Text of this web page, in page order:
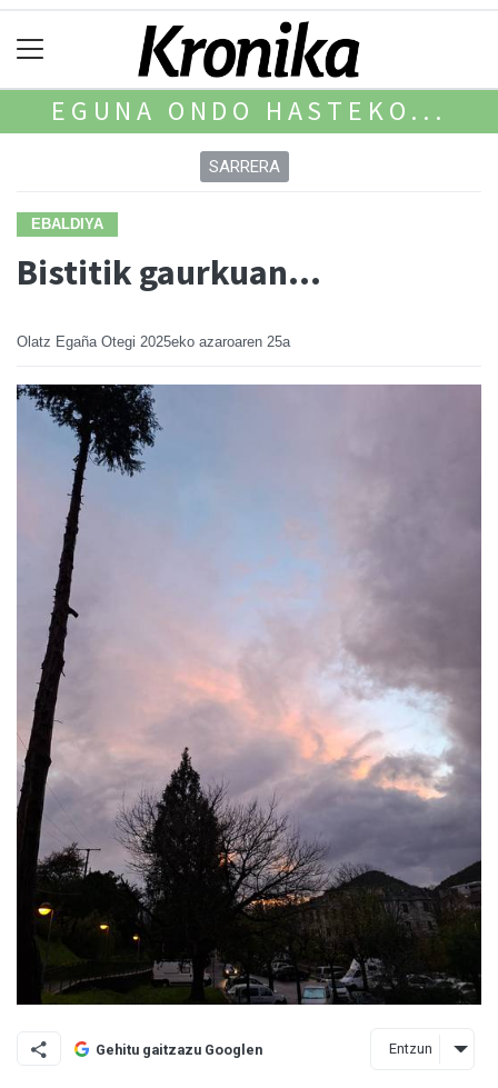
EGUNA ONDO HASTEKO...
SARRERA
EBALDIYA
Bistitik gaurkuan...
Olatz Egaña Otegi 2025eko azaroaren 25a
Gehitu gaitzazu Googlen Entzun